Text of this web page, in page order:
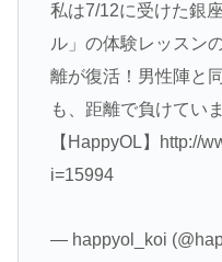
私は7/12に受けた銀
ル」の体験レッスン
離が復活！男性陣と
も、距離で負けてい
【HappyOL】http://
i=15994
— happyol_koi